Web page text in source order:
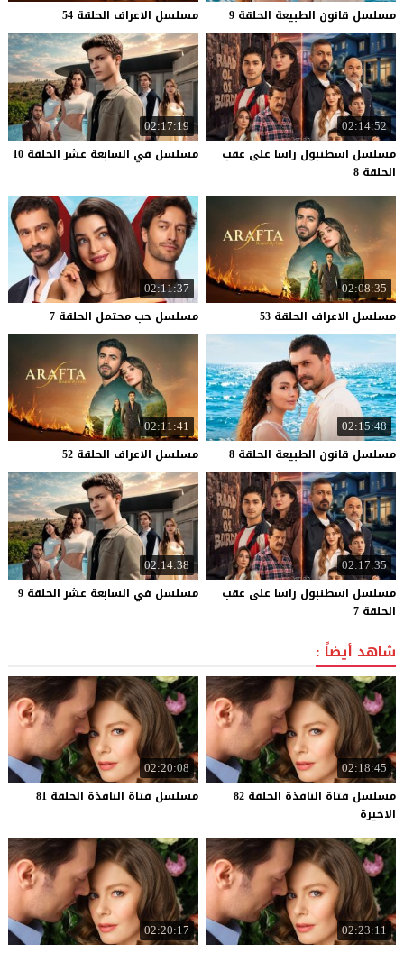
مسلسل قانون الطبيعة الحلقة 9 مسلسل الاعراف الحلقة 54
02:14:52
مسلسل اسطنبول راسا على عقب
الحلقة 8
02:17:19
مسلسل في السابعة عشر الحلقة 10
02:08:35
مسلسل الاعراف الحلقة 53
02:11:37
مسلسل حب محتمل الحلقة 7
02:15:48
مسلسل قانون الطبيعة الحلقة 8
02:11:41
مسلسل الاعراف الحلقة 52
02:17:35
مسلسل اسطنبول راسا على عقب
الحلقة 7
02:14:38
مسلسل في السابعة عشر الحلقة 9
شاهد أيضاً :
02:18:45
مسلسل فتاة النافذة الحلقة 82
الاخيرة
02:20:08
مسلسل فتاة النافذة الحلقة 81
02:23:11
02:20:17